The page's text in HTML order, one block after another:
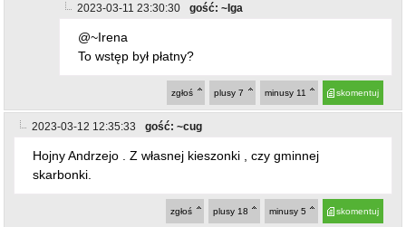
2023-03-11 23:30:30 gość: ~Iga
@~Irena
To wstęp był płatny?
skomentuj
minusy 11
plusy 7
zgłoś
2023-03-12 12:35:33 gość: ~cug
Hojny Andrzejo . Z własnej kieszonki , czy gminnej
skarbonki.
skomentuj
minusy 5
plusy 18
zgłoś